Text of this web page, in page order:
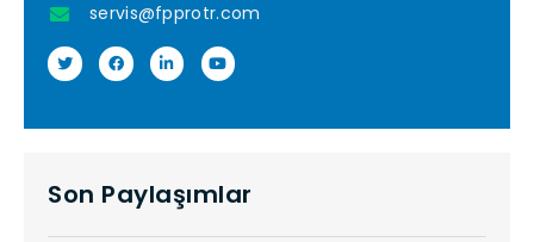
servis@fpprotr.com
Son Paylaşımlar